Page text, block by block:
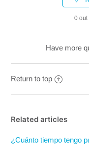
¿Cuál es la
0 out
Have more
Return to top
Related articles
¿Cuánto tiempo tengo